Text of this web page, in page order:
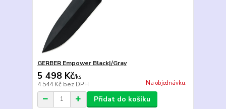
GERBER Empower Black|/Gray
5 498 Kč/ks
4 544 Kč bez DPH Na objednávku.
Přidat do košíku